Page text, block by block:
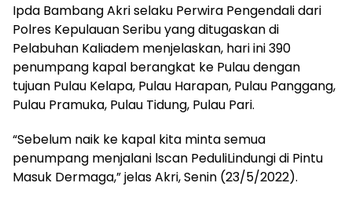
Ipda Bambang Akri selaku Perwira Pengendali dari
Polres Kepulauan Seribu yang ditugaskan di
Pelabuhan Kaliadem menjelaskan, hari ini 390
penumpang kapal berangkat ke Pulau dengan
tujuan Pulau Kelapa, Pulau Harapan, Pulau Panggang,
Pulau Pramuka, Pulau Tidung, Pulau Pari.
“Sebelum naik ke kapal kita minta semua
penumpang menjalani lscan PeduliLindungi di Pintu
Masuk Dermaga,” jelas Akri, Senin (23/5/2022).